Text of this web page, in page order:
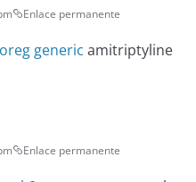
Enlace permanente
generic amitriptyline
Enlace permanente